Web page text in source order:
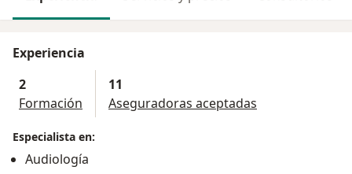
Experiencia
2
Formación
11
Aseguradoras aceptadas
Especialista en:
Audiología